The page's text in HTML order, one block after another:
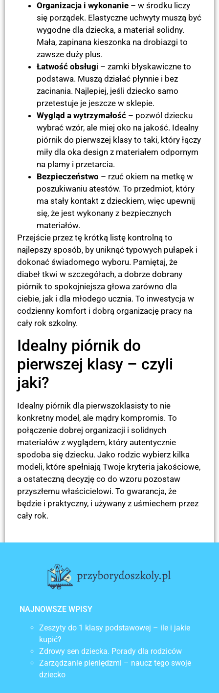
Organizacja i wykonanie – w środku liczy
się porządek. Elastyczne uchwyty muszą być
wygodne dla dziecka, a materiał solidny.
Mała, zapinana kieszonka na drobiazgi to
zawsze duży plus.
Łatwość obsługi – zamki błyskawiczne to
podstawa. Muszą działać płynnie i bez
zacinania. Najlepiej, jeśli dziecko samo
przetestuje je jeszcze w sklepie.
Wygląd a wytrzymałość – pozwól dziecku
wybrać wzór, ale miej oko na jakość. Idealny
piórnik do pierwszej klasy to taki, który łączy
miły dla oka design z materiałem odpornym
na plamy i przetarcia.
Bezpieczeństwo – rzuć okiem na metkę w
poszukiwaniu atestów. To przedmiot, który
ma stały kontakt z dzieckiem, więc upewnij
się, że jest wykonany z bezpiecznych
materiałów.
Przejście przez tę krótką listę kontrolną to
najlepszy sposób, by uniknąć typowych pułapek i
dokonać świadomego wyboru. Pamiętaj, że
diabeł tkwi w szczegółach, a dobrze dobrany
piórnik to spokojniejsza głowa zarówno dla
ciebie, jak i dla młodego ucznia. To inwestycja w
codzienny komfort i dobrą organizację pracy na
cały rok szkolny.
Idealny piórnik do
pierwszej klasy – czyli
jaki?
Idealny piórnik dla pierwszoklasisty to nie
konkretny model, ale mądry kompromis. To
połączenie dobrej organizacji i solidnych
materiałów z wyglądem, który autentycznie
spodoba się dziecku. Jako rodzic wybierz kilka
modeli, które spełniają Twoje kryteria jakościowe,
a ostateczną decyzję co do wzoru pozostaw
przyszłemu właścicielowi. To gwarancja, że
będzie i praktyczny, i używany z uśmiechem przez
cały rok.
NAJNOWSZE WPISY
Zeszyty do 1 klasy podstawowej – ile i jakie
kupić?
Zdrowy sen dziecka. Porady dla rodziców
Zarządzanie pieniędzmi – naucz tego swoje
dziecko